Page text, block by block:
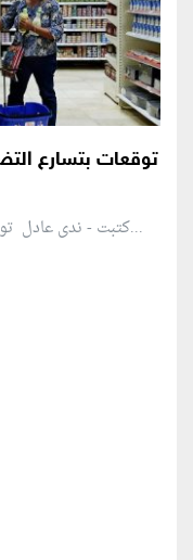
توقعات بتسارع
كتبت - ندى عادل توقع محللون وخبراء اقتصاد عودة التضخم...